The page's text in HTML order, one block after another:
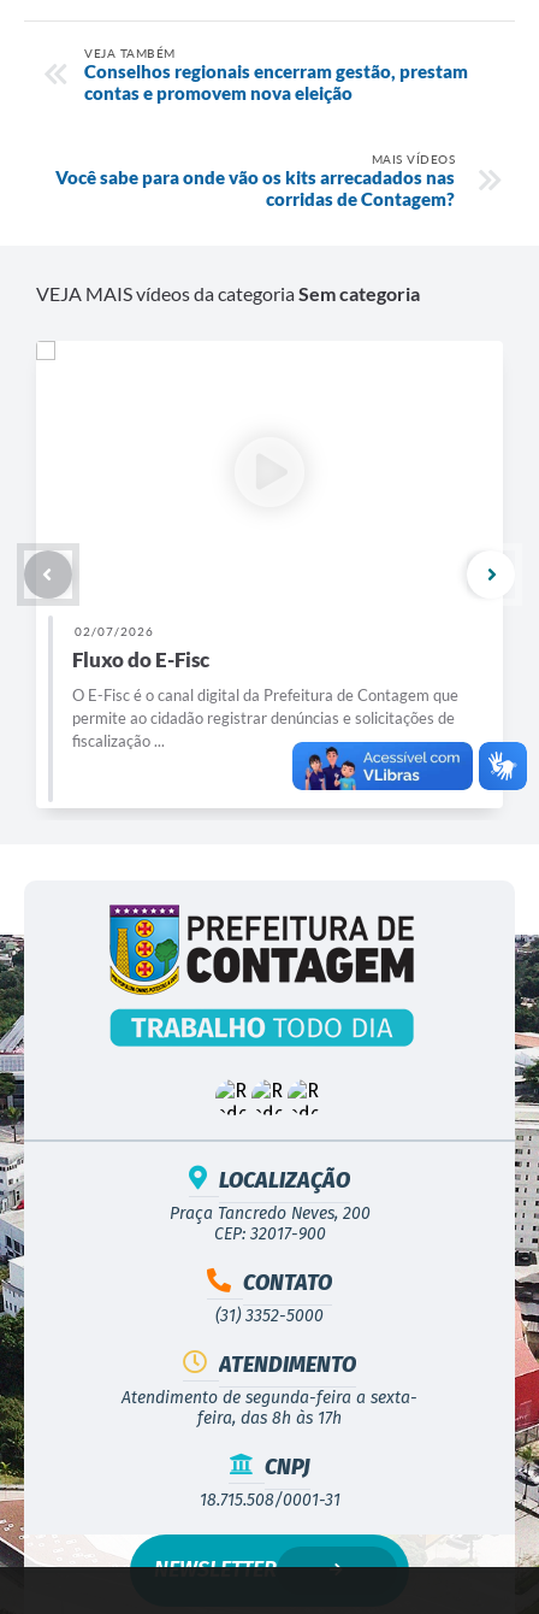
VEJA TAMBÉM
Conselhos regionais encerram gestão, prestam
contas e promovem nova eleição
MAIS VÍDEOS
Você sabe para onde vão os kits arrecadados nas
corridas de Contagem?
VEJA MAIS vídeos da categoriaSem categoria
02/07/2026
Fluxo do E-Fisc
O E-Fisc é o canal digital da Prefeitura de Contagem que
permite ao cidadão registrar denúncias e solicitações de
fiscalização ...
LOCALIZAÇÃO
Praça Tancredo Neves, 200
CEP: 32017-900
CONTATO
(31) 3352-5000
ATENDIMENTO
Atendimento de segunda-feira a sexta-
feira, das 8h às 17h
CNPJ
18.715.508/0001-31
NEWSLETTER